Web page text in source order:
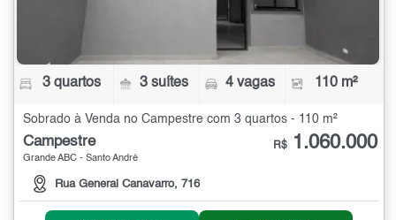
3 quartos 3 suítes 4 vagas 110 m²
Sobrado à Venda no Campestre com 3 quartos - 110 m²
Campestre
Grande ABC - Santo André
Rua General Canavarro, 716
R$ 1.060.000